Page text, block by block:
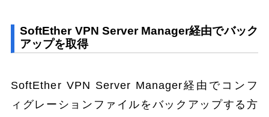
SoftEther VPN Server Manager経由でバック
アップを取得
SoftEther VPN Server Manager経由でコンフ
ィグレーションファイルをバックアップする方